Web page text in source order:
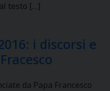
testo […]
i discorsi e
da Papa Francesco